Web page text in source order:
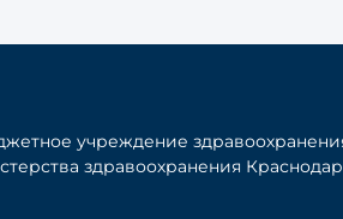
учреждение
здравоохранения